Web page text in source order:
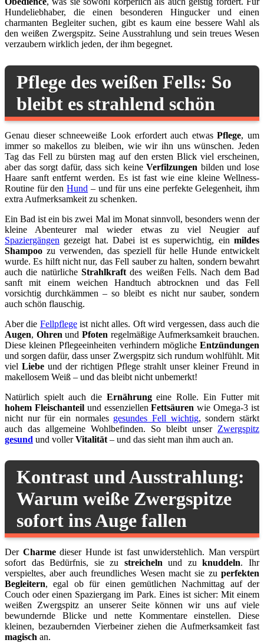
Hundeliebhaber, die einen besonderen Hingucker und einen
charmanten Begleiter suchen, gibt es kaum eine bessere Wahl als
den weißen Zwergspitz. Seine Ausstrahlung und sein treues Wesen
verzaubern wirklich jeden, der ihm begegnet.
Pflege des weißen Fells: So
bleibt es strahlend schön
Genau dieser schneeweiße Look erfordert auch etwasPflege, um
immer so makellos zu bleiben, wie wir ihn uns wünschen. Jeden
Tag das Fell zu bürsten mag auf den ersten Blick viel erscheinen,
aber das sorgt dafür, dass sich keineVerfilzungen bilden und lose
Haare sanft entfernt werden. Es ist fast wie eine kleine Wellness-
Routine für denHund – und für uns eine perfekte Gelegenheit, ihm
extra Aufmerksamkeit zu schenken.
Ein Bad ist ein bis zwei Mal im Monat sinnvoll, besonders wenn der
kleine Abenteurer mal wieder etwas zu viel Neugier auf
Spaziergängen gezeigt hat. Dabei ist es superwichtig, ein mildes
Shampoo zu verwenden, das speziell für helle Hunde entwickelt
wurde. Es hilft nicht nur, das Fell sauber zu halten, sondern bewahrt
auch die natürliche Strahlkraft des weißen Fells. Nach dem Bad
sanft mit einem weichen Handtuch abtrocknen und das Fell
vorsichtig durchkämmen – so bleibt es nicht nur sauber, sondern
auch schön flauschig.
Aber die Fellpflegeist nicht alles. Oft wird vergessen, dass auch die
Augen, Ohren undPfoten regelmäßige Aufmerksamkeit brauchen.
Diese kleinen Pflegeeinheiten verhindern mögliche Entzündungen
und sorgen dafür, dass unser Zwergspitz sich rundum wohlfühlt. Mit
viel Liebe und der richtigen Pflege strahlt unser kleiner Freund in
makellosem Weiß – und das bleibt nicht unbemerkt!
Natürlich spielt auch die Ernährungeine Rolle. Ein Futter mit
hohem Fleischanteilund essenziellenFettsäuren wie Omega-3 ist
nicht nur für ein normales gesundes Fell wichtig, sondern stärkt
auch das allgemeine Wohlbefinden. So bleibt unser Zwergspitz
gesund und vollerVitalität – und das sieht man ihm auch an.
Kontrast und Ausstrahlung:
Warum weiße Zwergspitze
sofort ins Auge fallen
Der Charmedieser Hunde ist fast unwiderstehlich. Man verspürt
sofort das Bedürfnis, sie zu streicheln und zuknuddeln. Ihr
verspieltes, aber auch freundliches Wesen macht sie zu perfekten
Begleitern, egal ob für einen gemütlichen Nachmittag auf der
Couch oder einen Spaziergang im Park. Eines ist sicher: Mit einem
weißen Zwergspitz an unserer Seite können wir uns auf viele
bewundernde Blicke und nette Kommentare einstellen. Diese
kleinen, bezaubernden Vierbeiner ziehen die Aufmerksamkeit fast
magisch an.